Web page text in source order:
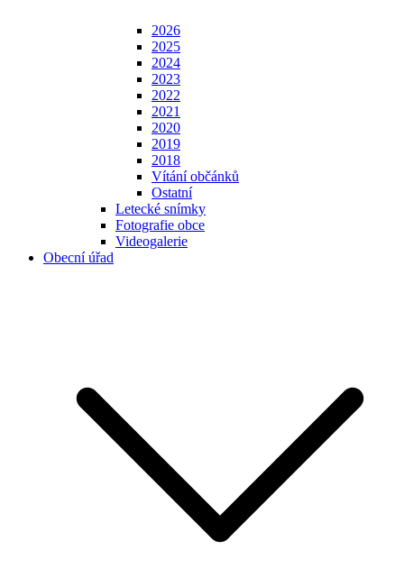
2026
2025
2024
2023
2022
2021
2020
2019
2018
Vítání občánků
Ostatní
Letecké snímky
Fotografie obce
Videogalerie
Obecní úřad